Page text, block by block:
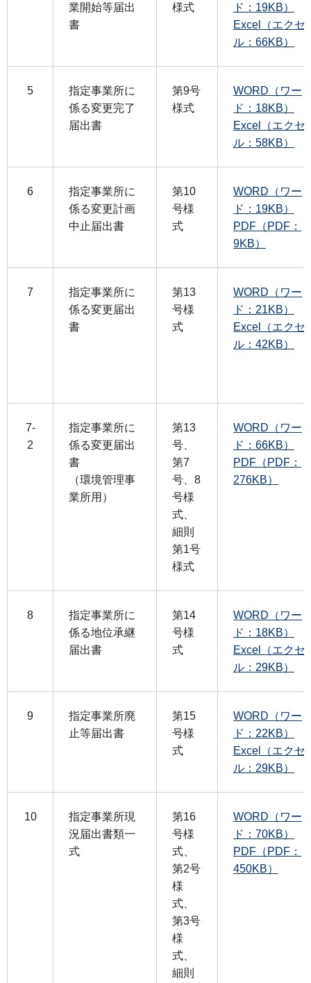
業開始等届出
書
様式
ド：19KB）
Excel（エクセ
ル：66KB）
5
指定事業所に
係る変更完了
届出書
第9号
様式
WORD（ワー
ド：18KB）
Excel（エクセ
ル：58KB）
6
指定事業所に
係る変更計画
中止届出書
第10
号様
式
WORD（ワー
ド：19KB）
PDF（PDF：
9KB）
7
指定事業所に
係る変更届出
書
第13
号様
式
WORD（ワー
ド：21KB）
Excel（エクセ
ル：42KB）
7-
2
指定事業所に
係る変更届出
書
（環境管理事
業所用）
第13
号、
第7
号、8
号様
式、
細則
第1号
様式
WORD（ワー
ド：66KB）
PDF（PDF：
276KB）
8
指定事業所に
係る地位承継
届出書
第14
号様
式
WORD（ワー
ド：18KB）
Excel（エクセ
ル：29KB）
9
指定事業所廃
止等届出書
第15
号様
式
WORD（ワー
ド：22KB）
Excel（エクセ
ル：29KB）
10
指定事業所現
況届出書類一
式
第16
号様
式、
第2号
様
式、
第3号
様
式、
細則
WORD（ワー
ド：70KB）
PDF（PDF：
450KB）